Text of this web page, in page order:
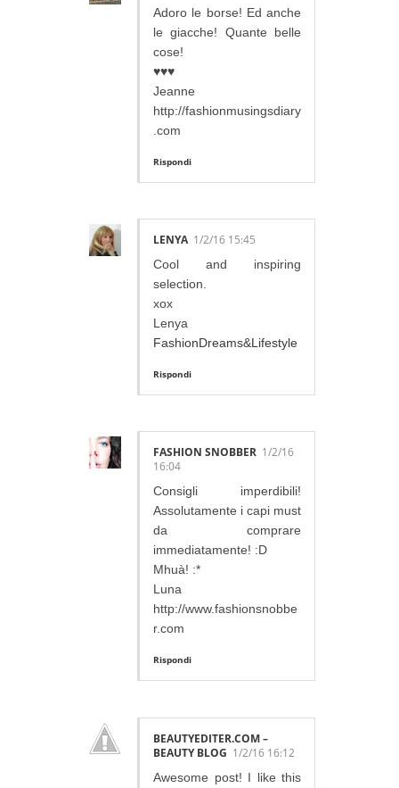
Adoro le borse! Ed anche
le giacche! Quante belle
cose!
♥♥♥
Jeanne
http://fashionmusingsdiary
.com
Rispondi
LENYA 1/2/16 15:45
Cool and inspiring
selection.
xox
Lenya
FashionDreams&Lifestyle
Rispondi
FASHION SNOBBER 1/2/16
16:04
Consigli imperdibili!
Assolutamente i capi must
da comprare
immediatamente! :D
Mhuà! :*
Luna
http://www.fashionsnobbe
r.com
Rispondi
BEAUTYEDITER.COM –
BEAUTY BLOG 1/2/16 16:12
Awesome post! I like this